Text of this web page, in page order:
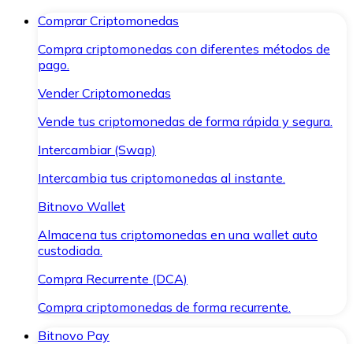
Comprar Criptomonedas
Compra criptomonedas con diferentes métodos de
pago.
Vender Criptomonedas
Vende tus criptomonedas de forma rápida y segura.
Intercambiar (Swap)
Intercambia tus criptomonedas al instante.
Bitnovo Wallet
Almacena tus criptomonedas en una wallet auto
custodiada.
Compra Recurrente (DCA)
Compra criptomonedas de forma recurrente.
Bitnovo Pay